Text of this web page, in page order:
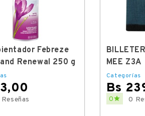
Febreze
Renewal 250 g
MEE Z3A
Categorías
Bs
Price
0 0